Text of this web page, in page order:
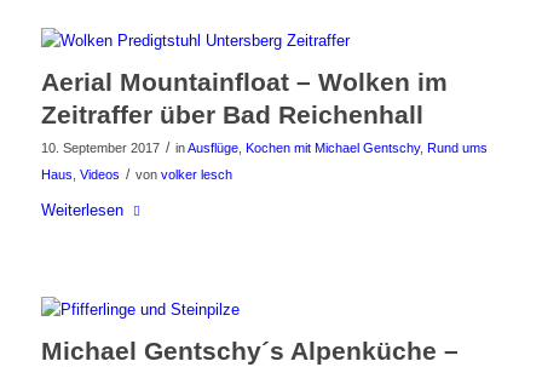
Aerial Mountainfloat – Wolken im
Zeitraffer über Bad Reichenhall
10. September 2017 / inAusflüge, Kochen mit Michael Gentschy, Rund ums
Haus Videos / von volker lesch
Weiterlesen
Michael Gentschy´s Alpenküche –